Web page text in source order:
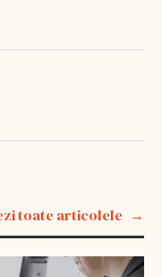
toate articolele